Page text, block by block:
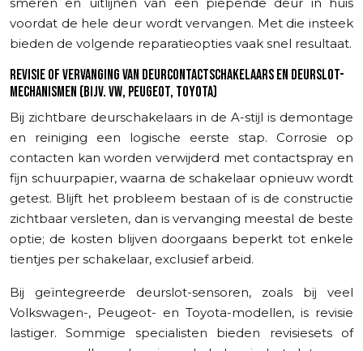
voordat de hele deur wordt vervangen. Met die insteek
bieden de volgende reparatieopties vaak snel resultaat.
REVISIE OF VERVANGING VAN DEURCONTACTSCHAKELAARS EN DEURSLOT-
MECHANISMEN (BIJV. VW, PEUGEOT, TOYOTA)
Bij zichtbare deurschakelaars in de A-stijl is demontage
en reiniging een logische eerste stap. Corrosie op
contacten kan worden verwijderd met contactspray en
fijn schuurpapier, waarna de schakelaar opnieuw wordt
getest. Blijft het probleem bestaan of is de constructie
zichtbaar versleten, dan is vervanging meestal de beste
optie; de kosten blijven doorgaans beperkt tot enkele
tientjes per schakelaar, exclusief arbeid.
Bij geïntegreerde deurslot-sensoren, zoals bij veel
Volkswagen-, Peugeot- en Toyota-modellen, is revisie
lastiger. Sommige specialisten bieden revisiesets of